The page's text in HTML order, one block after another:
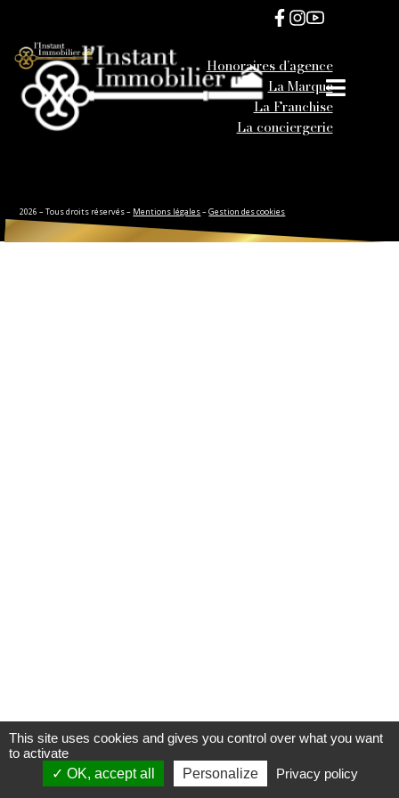
Honoraires d’agence
La Marque
La Franchise
La conciergerie
2026 – Tous droits réservés – Mentions légales–Gestion des cookies
This site uses cookies and gives you control over what you want
to activate
OK, accept all
Personalize Privacy policy